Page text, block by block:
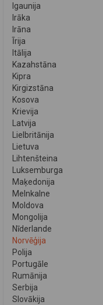
Igaunija
Irāka
Irāna
Īrija
Itālija
Kazahstāna
Kipra
Kirgizstāna
Kosova
Krievija
Latvija
Lielbritānija
Lietuva
Lihtenšteina
Luksemburga
Maķedonija
Melnkalne
Moldova
Mongolija
Nīderlande
Norvēģija
Polija
Portugāle
Rumānija
Serbija
Slovākija